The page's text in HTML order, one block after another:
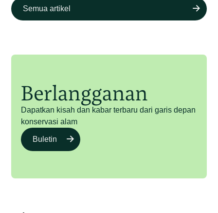
Semua artikel
Berlangganan
Dapatkan kisah dan kabar terbaru dari garis depan
konservasi alam
Buletin